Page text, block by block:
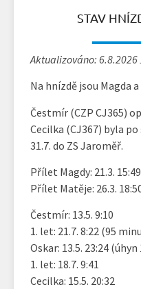
STAV
Aktualizováno: 6.8.2026
Na hnízdě jsou Magda
Čestmír (CZP CJ365)
Cecilka (CJ367) byla
31.7. do ZS Jaroměř.
Přílet Magdy: 21.3. 15:49
Přílet Matěje: 26.3.
Čestmír: 13.5. 9:10
1. let: 21.7. 8:22 (95
Oskar: 13.5. 23:24 (úhyn
1. let: 18.7. 9:41
Cecilka: 15.5. 20:32